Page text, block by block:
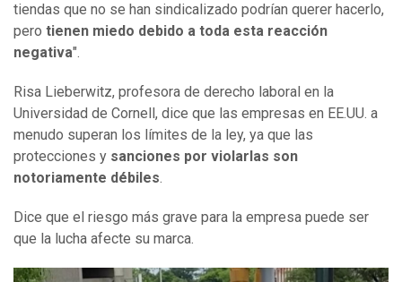
tiendas que no se han sindicalizado podrían querer hacerlo,
pero tienen miedo debido a toda esta reacción
negativa".
Risa Lieberwitz, profesora de derecho laboral en la
Universidad de Cornell, dice que las empresas en EE.UU. a
menudo superan los límites de la ley, ya que las
protecciones y sanciones por violarlas son
notoriamente débiles.
Dice que el riesgo más grave para la empresa puede ser
que la lucha afecte su marca.